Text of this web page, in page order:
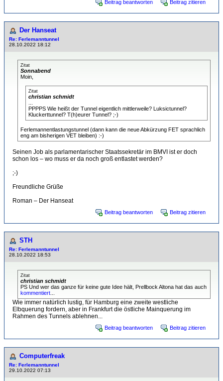
Beitrag beantworten Beitrag zitieren
Der Hanseat
Re: Ferlemanntunnel
28.10.2022 18:12
Zitat
Sonnabend
Moin,
Zitat
christian schmidt
PPPPS Wie heißt der Tunnel eigentlich mittlerweile? Luksictunnel?
Kluckerttunnel? T(h)eurer Tunnel? ;-)
Ferlemannentlastungstunnel (dann kann die neue Abkürzung FET sprachlich
eng am bisherigen VET bleiben) :-)
Seinen Job als parlamentarischer Staatssekretär im BMVI ist er doch
schon los – wo muss er da noch groß entlastet werden?
;-)
Freundliche Grüße
Roman – Der Hanseat
Beitrag beantworten Beitrag zitieren
STH
Re: Ferlemanntunnel
28.10.2022 18:53
Zitat
christian schmidt
PS Und wer das ganze für keine gute Idee hält, Prellbock Altona hat das auch
kommentiert
Wie immer natürlich lustig, für Hamburg eine zweite westliche
Elbquerung fordern, aber in Frankfurt die östliche Mainquerung im
Rahmen des Tunnels ablehnen...
Beitrag beantworten Beitrag zitieren
Computerfreak
Re: Ferlemanntunnel
29.10.2022 07:13